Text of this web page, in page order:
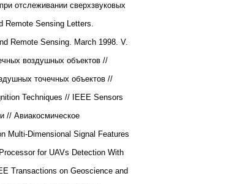
отслеживании сверхзвуковых
Remote Sensing Letters.
Remote Sensing. March 1998. V.
воздушных объектов //
точечных объектов //
Techniques // IEEE Sensors
// Авиакосмическое
Multi-Dimensional Signal Features
for UAVs Detection With
Transactions on Geoscience and